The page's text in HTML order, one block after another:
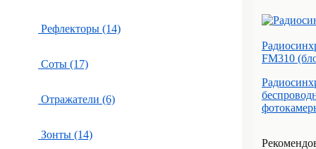
Рефлекторы (14)
Соты (17)
Отражатели (6)
Зонты (14)
FM310